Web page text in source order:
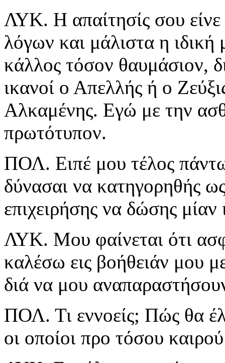
ΛΥΚ. Η απαίτησίς σου
λόγων και μάλιστα η ιδική
κάλλος τόσον θαυμάσιον,
ικανοί ο Απελλής ή ο
Αλκαμένης. Εγώ με την
πρωτότυπον.
ΠΟΛ. Ειπέ μου τέλος
δύνασαι να κατηγορηθής
επιχειρήσης να δώσης μίαν
ΛΥΚ. Μου φαίνεται ότι
καλέσω εις βοήθειάν μου
διά να μου
ΠΟΛ. Τι εννοείς; Πώς θα
οι οποίοι προ τόσου